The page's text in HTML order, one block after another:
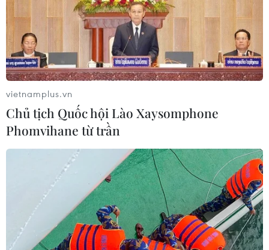
Khánh Hòa: Phát hiện nhiều vi khuẩn gây
bệnh trong mẫu thực phẩm ở quán cơm
18/03/2024 14:40
Chiều 18/3, Viện Pasteur Nha Trang thông báo kết quả
vietnamplus.vn
Chủ tịch Quốc hội Lào Xaysomphone
Phomvihane từ trần